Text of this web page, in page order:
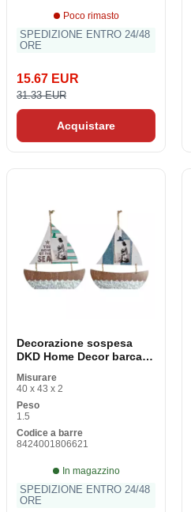
Poco rimasto
SPEDIZIONE ENTRO 24/48
ORE
15.67 EUR
31.33 EUR
Acquistare
Decorazione sospesa
DKD Home Decor barca a
Mediterraneo colorato 40
Misurare
40 x 43 x 2
Peso
1.5
Codice a barre
8424001806621
In magazzino
SPEDIZIONE ENTRO 24/48
ORE